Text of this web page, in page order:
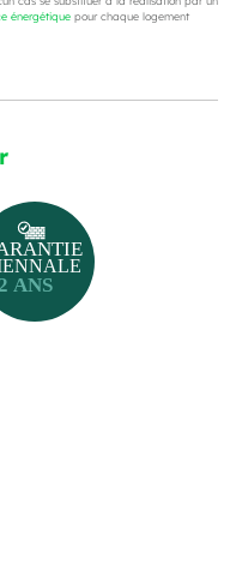
énergétique pour chaque logement